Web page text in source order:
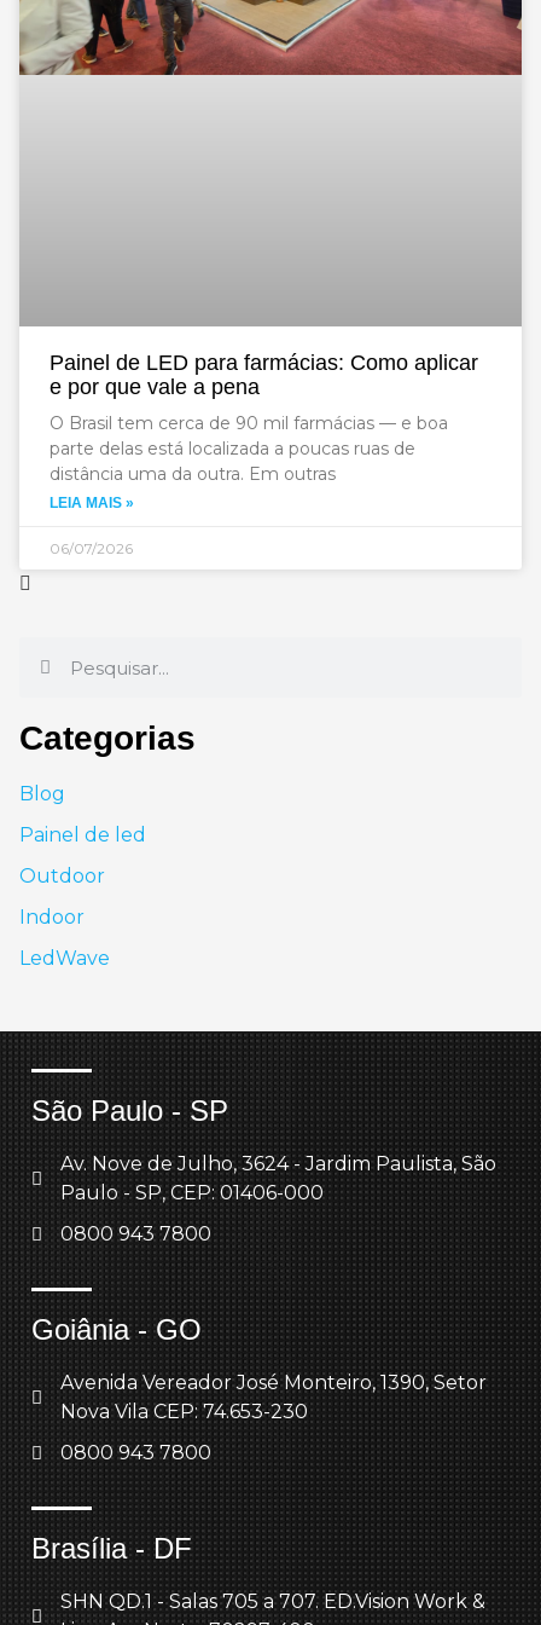
Painel de LED para farmácias: Como aplicar
e por que vale a pena
O Brasil tem cerca de 90 mil farmácias — e boa
parte delas está localizada a poucas ruas de
distância uma da outra. Em outras
LEIA MAIS »
06/07/2026
Categorias
Blog
Painel de led
Outdoor
Indoor
LedWave
São Paulo - SP
Av. Nove de Julho, 3624 - Jardim Paulista, São
Paulo - SP, CEP: 01406-000
0800 943 7800
Goiânia - GO
Avenida Vereador José Monteiro, 1390, Setor
Nova Vila CEP: 74.653-230
0800 943 7800
Brasília - DF
SHN QD.1 - Salas 705 a 707. ED.Vision Work &